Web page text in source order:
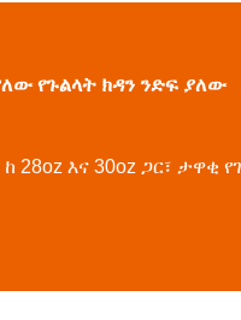
የጉልላት ክዳን ንድፍ ያለው
እና 30oz ጋር፣ ታዋቂ